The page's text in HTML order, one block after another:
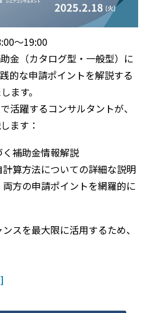
～19:00
金（カタログ型・一般型）に
的な申請ポイントを解説する
ます。
活躍するコンサルタントが、
ます：
補助金情報解説
算方法についての詳細な説明
方の申請ポイントを網羅的に
スを最大限に活用するため、